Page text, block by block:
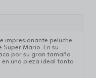
impresionante peluche
Mario. En su
por su gran tamaño
una pieza ideal tanto